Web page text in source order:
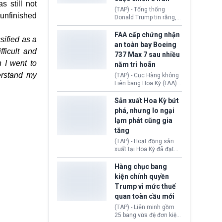
still not
as a
and
I went to
my
5 năm.
(TAP) - Tổng thống
Donald Trump tin rằng, 2
tập đoàn dầu khí
ExxonMobil và Chevron
đã thu về lợi nhuận quá
lớn nhờ giá dầu tăng
mạnh suốt thời gian Hoa
Kỳ xảy ra xung đột ở
Iran. Trên cơ sở đó, lãnh
đạo Nhà Trắng kêu gọi
các doanh nghiệp cần
giảm giá bán cho người
tiêu dùng.
FAA cấp chứng nhận
an toàn bay Boeing
737 Max 7 sau nhiều
năm trì hoãn
(TAP) - Cục Hàng không
Liên bang Hoa Kỳ (FAA)
vừa chính thức cấp
chứng nhận an toàn bay
cho Boeing 737 Max 7,
mẫu máy bay nhỏ nhất
trong dòng 737 Max
thuộc Boeing
Commercial Airplanes
(Boeing). Động thái này
chính thức khép lại gần
một thập kỷ trì hoãn chờ
các cuộc đánh giá
nghiêm ngặt.
Sản xuất Hoa Kỳ bứt
phá, nhưng lo ngại
lạm phát cũng gia
tăng
(TAP) - Hoạt động sản
xuất tại Hoa Kỳ đã đạt
tốc độ nhanh nhất trong
hơn 4 năm qua, cho
thấy nền kinh tế đang
phục hồi tích cực, bất
chấp tác động từ thuế
quan. Tuy nhiên, không
ít doanh nghiệp vẫn cảm
thấy áp lực lạm phát, bất
ổn địa chính trị hiện còn
Hàng chục bang
kiện chính quyền
Trump vì mức thuế
quan toàn cầu mới
(TAP) - Liên minh gồm
25 bang vừa đệ đơn kiện